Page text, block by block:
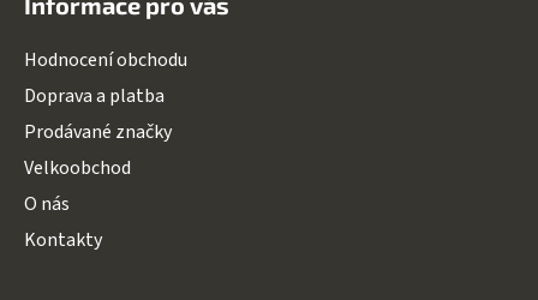
Hodnocení obchodu
Doprava a platba
Prodávané značky
Velkoobchod
O nás
Kontakty